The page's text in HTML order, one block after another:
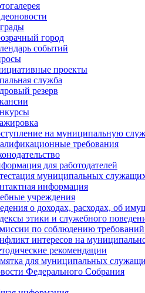
город
событий
проекты
служба
резерв
на муниципальную
требования
для работодателей
муниципальных
информация
учреждения
о доходах, расходах, об
этики и служебного
по соблюдению
интересов на
рекомендации
для муниципальных
Федерального Cобрания